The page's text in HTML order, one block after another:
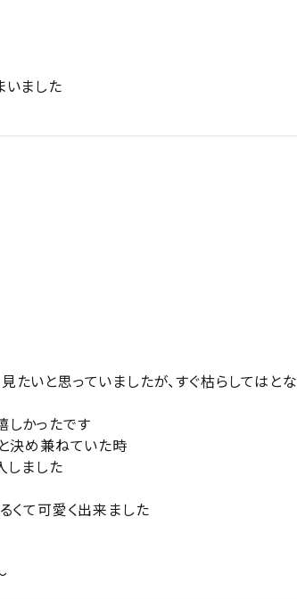
いました
いと思っていましたが、すぐ枯らしてはとな
しかったです
決め兼ねていた時
しました
くて可愛く出来ました